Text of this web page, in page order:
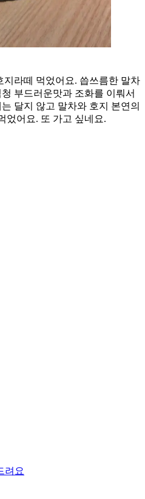
라떼 먹었어요. 씁쓰름한 말차
부드러운맛과 조화를 이뤄서
달지 않고 말차와 호지 본연의
었어요. 또 가고 싶네요.
려요